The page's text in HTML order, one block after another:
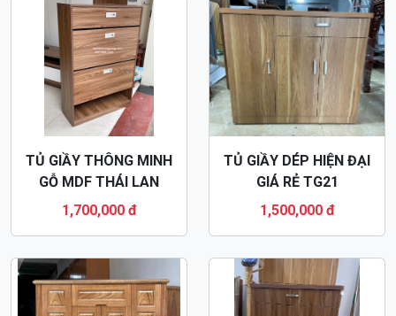
TỦ GIẦY THÔNG MINH
GỖ MDF THÁI LAN
CHỐNG ẨM TG19
1,700,000 đ
TỦ GIẦY DÉP HIỆN ĐẠI
GIÁ RẺ TG21
1,500,000 đ